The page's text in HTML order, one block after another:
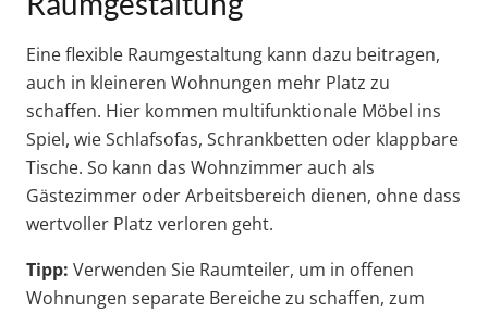
Eine flexible Raumgestaltung kann dazu beitragen,
auch in kleineren Wohnungen mehr Platz zu
schaffen. Hier kommen multifunktionale Möbel ins
Spiel, wie Schlafsofas, Schrankbetten oder klappbare
Tische. So kann das Wohnzimmer auch als
Gästezimmer oder Arbeitsbereich dienen, ohne dass
wertvoller Platz verloren geht.
Tipp: Verwenden Sie Raumteiler, um in offenen
Wohnungen separate Bereiche zu schaffen, zum